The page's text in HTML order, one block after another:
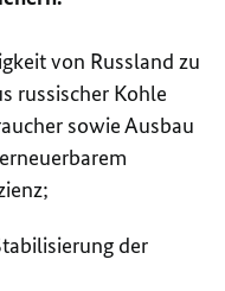
von Russland zu
russischer Kohle
sowie Ausbau
der